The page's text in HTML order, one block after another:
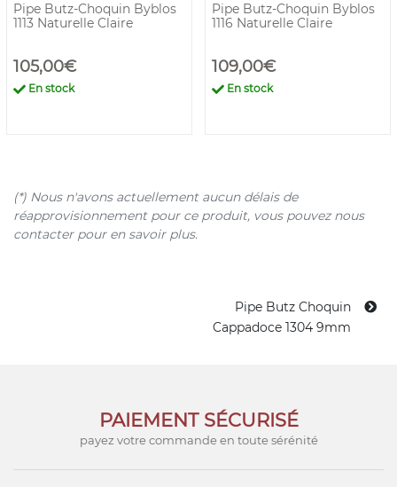
Pipe Butz-Choquin Byblos
1113 Naturelle Claire
105,00€
En stock
Pipe Butz-Choquin Byblos
1116 Naturelle Claire
109,00€
En stock
(*) Nous n'avons actuellement aucun délais de
réapprovisionnement pour ce produit, vous pouvez nous
contacter pour en savoir plus.
Pipe Butz Choquin
Cappadoce 1304 9mm
PAIEMENT SÉCURISÉ
payez votre commande en toute sérénité